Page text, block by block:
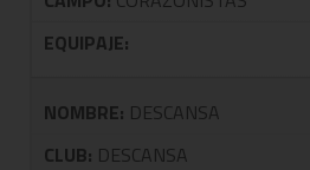
EQUIPAJE:
NOMBRE: DESCANSA
CLUB: DESCANSA